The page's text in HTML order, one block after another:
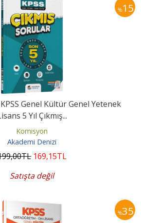
%15
Genel Kültür Genel Yetenek
5 Yıl Çıkmış...
Komisyon
Akademi Denizi
,00TL 169,15TL
Satışta değil
%35